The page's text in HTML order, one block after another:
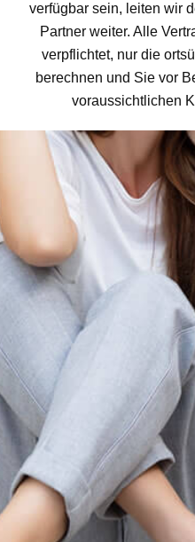
verfügbar sein, leiten wir
Partner weiter. Alle
verpflichtet, nur die
berechnen und Sie vor
voraussichtlichen